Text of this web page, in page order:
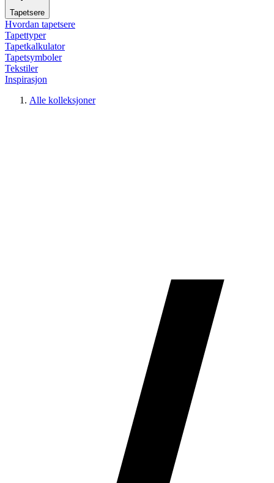
Tapetsere
Hvordan tapetsere
Tapettyper
Tapetkalkulator
Tapetsymboler
Tekstiler
Inspirasjon
Alle kolleksjoner